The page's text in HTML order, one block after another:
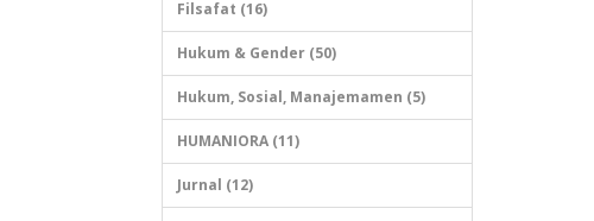
Filsafat (16)
Hukum & Gender (50)
Hukum, Sosial, Manajemamen (5)
HUMANIORA (11)
Jurnal (12)